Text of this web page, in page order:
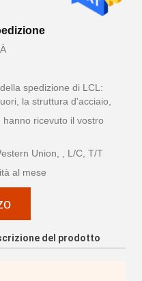
spedizione di LCL:
la struttura d'acciaio,
ricevuto il vostro
Union, , L/C, T/T
al mese
del prodotto